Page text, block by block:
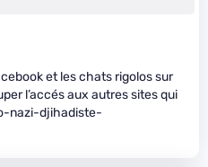
et les chats rigolos sur
l’accés aux autres sites qui
nazi-djihadiste-